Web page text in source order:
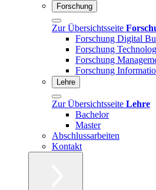
Forschung
Zur Übersichtsseite
Forschung Digital
Forschung
Forschung
Forschung
Lehre
Zur Übersichtsseite Lehre
Bachelor
Master
Abschlussarbeiten
Kontakt